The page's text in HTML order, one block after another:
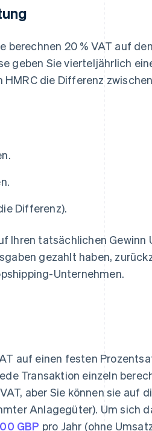
20 % VAT auf
geben Sie vierteljährlich
die Differenz
Differenz).
Ihren tatsächlichen Gewinn
gezahlt haben,
Unternehmen.
auf einen festen
Transaktion einzeln
aber Sie können sie auf
Anlagegüter). Um sich
GBP pro Jahr (ohne